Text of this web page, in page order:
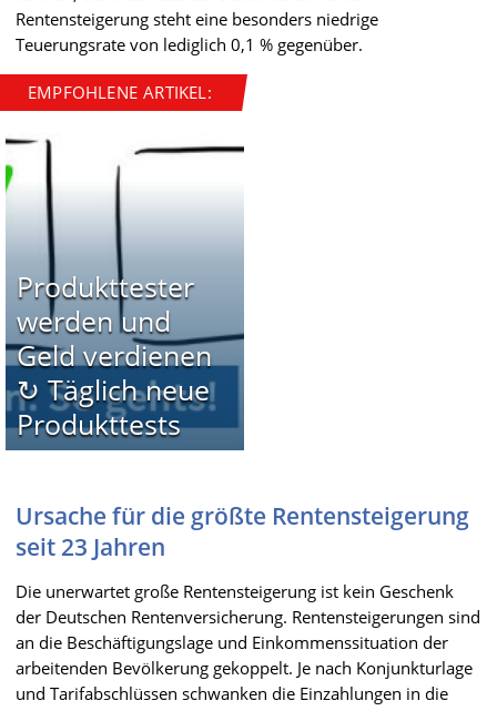
Rentensteigerung steht eine besonders niedrige
Teuerungsrate von lediglich 0,1 % gegenüber.
EMPFOHLENE ARTIKEL:
Produkttester
werden und
Geld verdienen
↻ Täglich neue
Produkttests
Ursache für die größte Rentensteigerung
seit 23 Jahren
Die unerwartet große Rentensteigerung ist kein Geschenk
der Deutschen Rentenversicherung. Rentensteigerungen sind
an die Beschäftigungslage und Einkommenssituation der
arbeitenden Bevölkerung gekoppelt. Je nach Konjunkturlage
und Tarifabschlüssen schwanken die Einzahlungen in die